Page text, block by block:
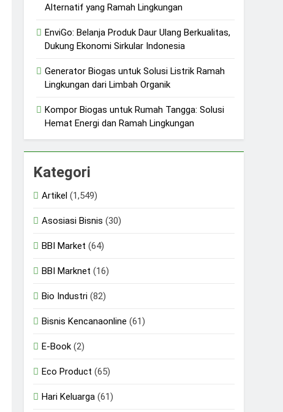
Alternatif yang Ramah Lingkungan
EnviGo: Belanja Produk Daur Ulang Berkualitas,
Dukung Ekonomi Sirkular Indonesia
Generator Biogas untuk Solusi Listrik Ramah
Lingkungan dari Limbah Organik
Kompor Biogas untuk Rumah Tangga: Solusi
Hemat Energi dan Ramah Lingkungan
Kategori
Artikel (1,549)
Asosiasi Bisnis (30)
BBI Market (64)
BBI Marknet (16)
Bio Industri (82)
Bisnis Kencanaonline (61)
E-Book (2)
Eco Product (65)
Hari Keluarga (61)